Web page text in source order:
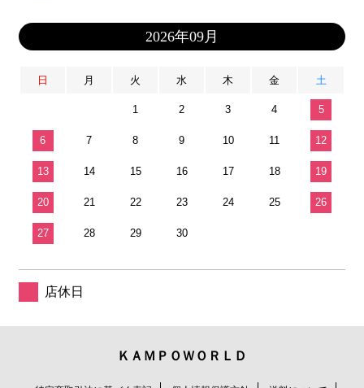
2026年09月
日 月 火 水 木 金 土
1 2 3 4 5
6 7 8 9 10 11 12
13 14 15 16 17 18 19
20 21 22 23 24 25 26
27 28 29 30
店休日
ＫＡＭＰＯＷＯＲＬＤ